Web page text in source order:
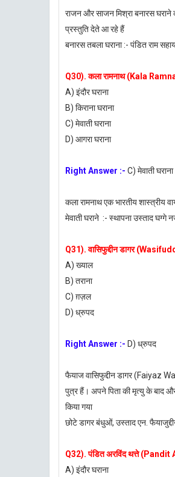
राजन और साजन मिश्रा बनारस घराने
प्रस्तुति देते आ रहे हैं
बनारस तबला घराना :- पंडित राम
Q30). कला रामनाथ (Kala
A) इंदौर घराना
B) किराना घराना
C) मेवाती घराना
D) आगरा घराना
Right Answer :- C) मेवाती घराना
कला रामनाथ एक भारतीय शास्त्रीय
मेवाती घराने :- स्थापना उस्ताद घग्गे
Q31). वासिफुद्दीन डागर
A) ख्याल
B) तराना
C) ग़ज़ल
D) ध्रुपद
Right Answer :- D) ध्रुपद
फैयाज वासिफुद्दीन डागर (Faiyaz
पुत्र हैं। अपने पिता की मृत्यु के बाद
किया गया
छोटे डागर बंधुओं, उस्ताद एन.
Q32). पंडित अरविंद थत्ते (Pandit
A) इंदौर घराना